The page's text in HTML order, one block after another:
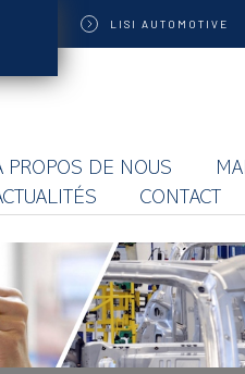
LISI AUTOMOTIVE
PROPOS DE NOUS
CONTACT